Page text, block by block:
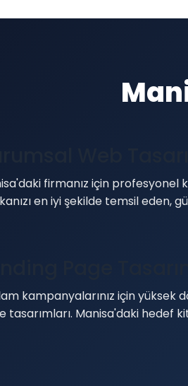
firmanız için profesyonel
en iyi şekilde temsil eden,
kampanyalarınız için yüksek
tasarımları. Manisa'daki hedef